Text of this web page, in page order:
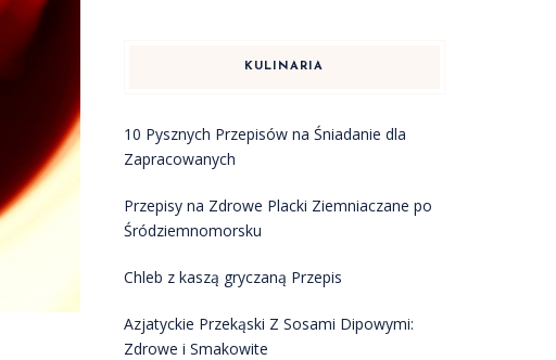
KULINARIA
10 Pysznych Przepisów na Śniadanie dla
Zapracowanych
Przepisy na Zdrowe Placki Ziemniaczane po
Śródziemnomorsku
Chleb z kaszą gryczaną Przepis
Azjatyckie Przekąski Z Sosami Dipowymi:
Zdrowe i Smakowite